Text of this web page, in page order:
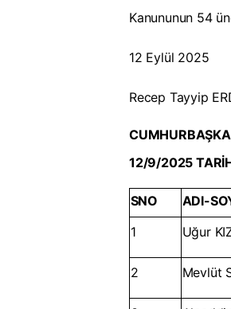
Kanununun 54
12 Eylül 2025
Recep Tayyip
12/9/2025
SNO ADI-
1
Uğur
2 Mevlüt